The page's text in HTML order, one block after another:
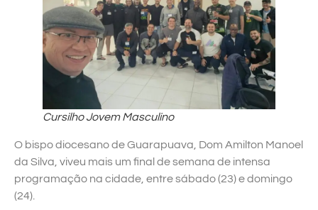
Cursilho Jovem Masculino
O bispo diocesano de Guarapuava, Dom Amilton Manoel
da Silva, viveu mais um final de semana de intensa
programação na cidade, entre sábado (23) e domingo
(24).